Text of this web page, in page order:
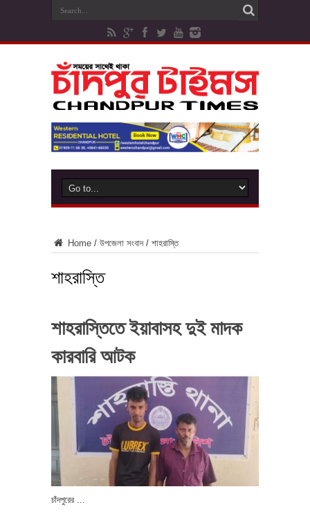
Home / উপজেলা সংবাদ / শাহরাস্তি
শাহরাস্তি
শাহরাস্তিতে ইয়াবাসহ দুই মাদক
কারবারি আটক
চাঁদপুরের ...